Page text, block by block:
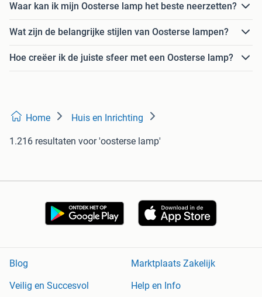
Waar kan ik mijn Oosterse lamp het beste neerzetten?
Wat zijn de belangrijke stijlen van Oosterse lampen?
Hoe creëer ik de juiste sfeer met een Oosterse lamp?
Home Huis en Inrichting
1.216 resultaten voor 'oosterse lamp'
Blog
Marktplaats Zakelijk
Veilig en Succesvol
Help en Info